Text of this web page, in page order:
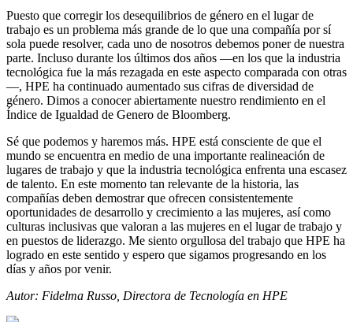
Puesto que corregir los desequilibrios de género en el lugar de
trabajo es un problema más grande de lo que una compañía por sí
sola puede resolver, cada uno de nosotros debemos poner de nuestra
parte. Incluso durante los últimos dos años —en los que la industria
tecnológica fue la más rezagada en este aspecto comparada con otras
—, HPE ha continuado aumentado sus cifras de diversidad de
género. Dimos a conocer abiertamente nuestro rendimiento en el
Índice de Igualdad de Genero de Bloomberg.
Sé que podemos y haremos más. HPE está consciente de que el
mundo se encuentra en medio de una importante realineación de
lugares de trabajo y que la industria tecnológica enfrenta una escasez
de talento. En este momento tan relevante de la historia, las
compañías deben demostrar que ofrecen consistentemente
oportunidades de desarrollo y crecimiento a las mujeres, así como
culturas inclusivas que valoran a las mujeres en el lugar de trabajo y
en puestos de liderazgo. Me siento orgullosa del trabajo que HPE ha
logrado en este sentido y espero que sigamos progresando en los
días y años por venir.
Autor: Fidelma Russo, Directora de Tecnología en HPE